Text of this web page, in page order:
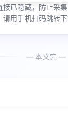
接已隐藏，防止采
请用手机扫码跳转
— 本文完 —